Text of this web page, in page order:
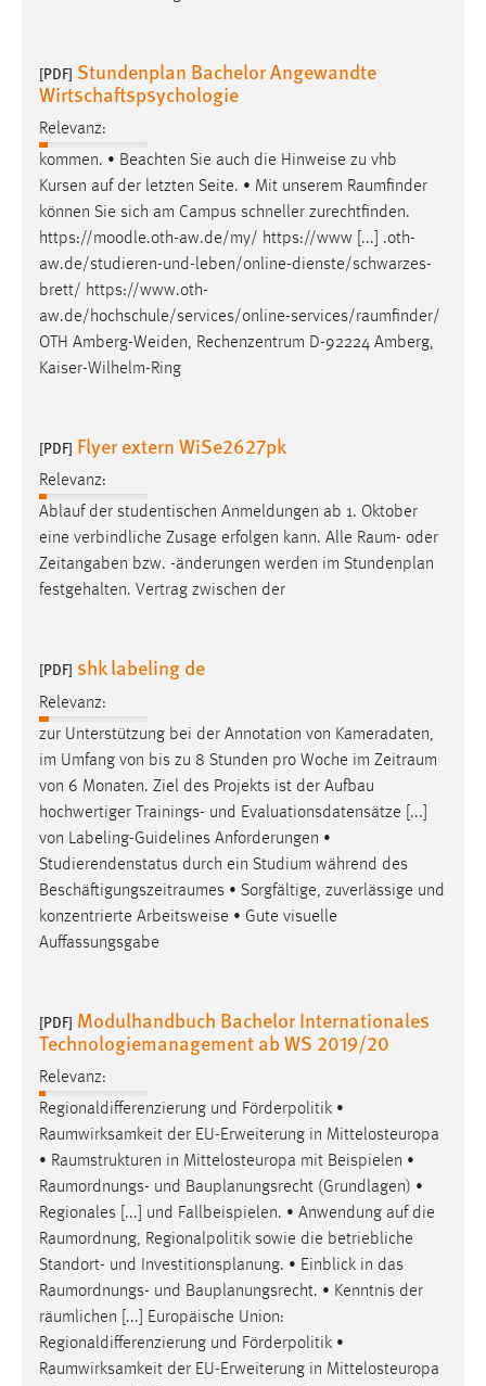
[PDF] Stundenplan Bachelor Angewandte
Wirtschaftspsychologie
Relevanz:
kommen. • Beachten Sie auch die Hinweise zu vhb
Kursen auf der letzten Seite. • Mit unserem Raumfinder
können Sie sich am Campus schneller zurechtfinden.
https://moodle.oth-aw.de/my/ https://www [...] .oth-
aw.de/studieren-und-leben/online-dienste/schwarzes-
brett/ https://www.oth-
aw.de/hochschule/services/online-services/raumfinder/
OTH Amberg-Weiden, Rechenzentrum D-92224 Amberg,
Kaiser-Wilhelm-Ring
[PDF] Flyer extern WiSe2627pk
Relevanz:
Ablauf der studentischen Anmeldungen ab 1. Oktober
eine verbindliche Zusage erfolgen kann. Alle Raum- oder
Zeitangaben bzw. -änderungen werden im Stundenplan
festgehalten. Vertrag zwischen der
[PDF] shk labeling de
Relevanz:
zur Unterstützung bei der Annotation von Kameradaten,
im Umfang von bis zu 8 Stunden pro Woche im Zeitraum
von 6 Monaten. Ziel des Projekts ist der Aufbau
hochwertiger Trainings- und Evaluationsdatensätze [...]
von Labeling-Guidelines Anforderungen •
Studierendenstatus durch ein Studium während des
Beschäftigungszeitraumes • Sorgfältige, zuverlässige und
konzentrierte Arbeitsweise • Gute visuelle
Auffassungsgabe
[PDF] Modulhandbuch Bachelor Internationales
Technologiemanagement ab WS 2019/20
Relevanz:
Regionaldifferenzierung und Förderpolitik •
Raumwirksamkeit der EU-Erweiterung in Mittelosteuropa
• Raumstrukturen in Mittelosteuropa mit Beispielen •
Raumordnungs- und Bauplanungsrecht (Grundlagen) •
Regionales [...] und Fallbeispielen. • Anwendung auf die
Raumordnung, Regionalpolitik sowie die betriebliche
Standort- und Investitionsplanung. • Einblick in das
Raumordnungs- und Bauplanungsrecht. • Kenntnis der
räumlichen [...] Europäische Union:
Regionaldifferenzierung und Förderpolitik •
Raumwirksamkeit der EU-Erweiterung in Mittelosteuropa